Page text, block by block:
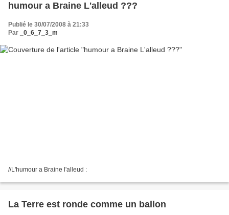
humour a Braine L'alleud ???
Publié le 30/07/2008 à 21:33
Par
_0_6_7_3_m
//L'humour a Braine l'alleud :
La Terre est ronde comme un ballon